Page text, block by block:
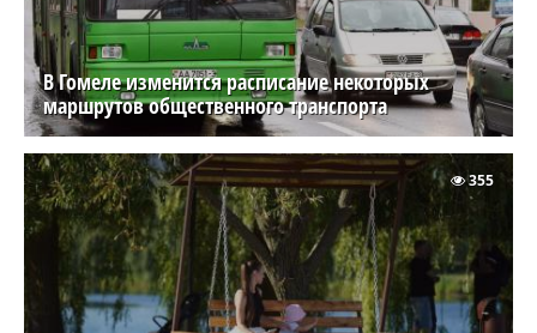
В Гомеле изменится расписание некоторых
маршрутов общественного транспорта
355